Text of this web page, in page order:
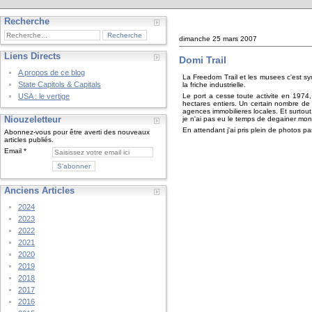
Recherche
Liens Directs
A propos de ce blog
State Capitols & Capitals
USA : le vertige
Niouzeletteur
Abonnez-vous pour être averti des nouveaux
articles publiés.
Email
Anciens Articles
2024
2023
2022
2021
2020
2019
2018
2017
2016
dimanche 25 mars 2007
Domi Trail
La Freedom Trail et les musees c'est
la friche industrielle.
Le port a cesse toute activite en
hectares entiers. Un certain nombre
agences immobilieres locales. Et
je n'ai pas eu le temps de degainer
En attendant j'ai pris plein de photos